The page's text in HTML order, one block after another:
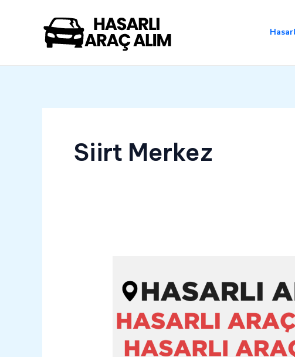
Siirt Merkez
Merkez
Hasarlı
Kazalı
Pert
Araç